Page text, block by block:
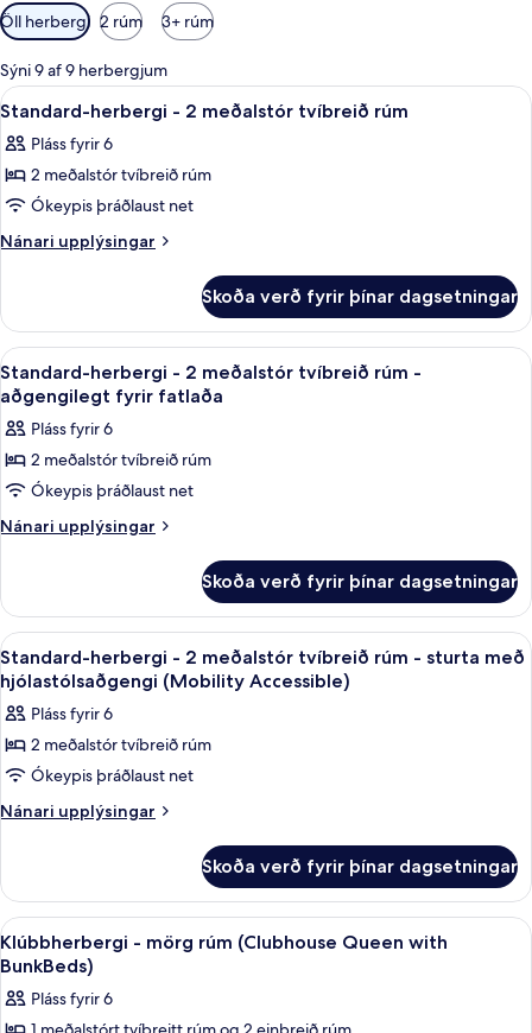
Síur
í
boði
fyrir
herbergi
Öll herbergi 2 rúm 3+ rúm
Sýni 9 af 9 herbergjum
Skoða
allar
myndir
fyrir
Standard-
herbergi
meðalstór
tvíbreið
rúm
Myrkratjöld/-gardínur, straujárn/
2
Standard-herbergi - 2 meðalstór tvíbreið rúm
Pláss fyrir 6
2 meðalstór tvíbreið rúm
Ókeypis þráðlaust net
Nánari upplýsingar
Nánari
herbergi
2
meðalstór
tvíbreið
rúm
Skoða verð fyrir þínar dagsetningar
Skoða
allar
myndir
fyrir
Standard-
herbergi
-
tvíbreið
rúm
-
aðgengilegt
fyrir
fatlaða
Myrkratjöld/-gardínur, straujárn/
2
Standard-herbergi - 2 meðalstór tvíbreið rúm -
aðgengilegt fyrir fatlaða
Pláss fyrir 6
2 meðalstór tvíbreið rúm
Ókeypis þráðlaust net
Nánari upplýsingar
Nánari
herbergi
2
meðalstór
tvíbreið
rúm
-
fyrir
fatlaða
Skoða verð fyrir þínar dagsetningar
Skoða
allar
myndir
fyrir
Standard-
herbergi
-
tvíbreið
rúm
-
sturta
með
hjólastólsaðgengi
Myrkratjöld/-gardínur, straujárn/
2
Standard-herbergi - 2 meðalstór tvíbreið rúm - sturta með
hjólastólsaðgengi (Mobility Accessible)
Pláss fyrir 6
2 meðalstór tvíbreið rúm
Ókeypis þráðlaust net
Nánari upplýsingar
Nánari
herbergi
2
meðalstór
rúm
-
Skoða verð fyrir þínar dagsetningar
Skoða
allar
myndir
fyrir
Myrkratjöld/-gardínur, straujárn/
4
Klúbbherbergi - mörg rúm (Clubhouse Queen with
BunkBeds)
Pláss fyrir 6